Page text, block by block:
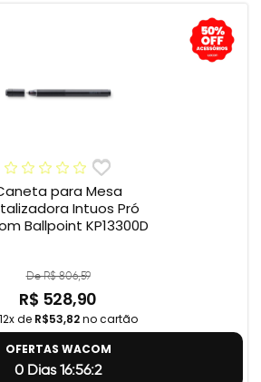
para Mesa
Intuos Pró
Ballpoint KP13300D
De R$ 806,59
R$ 528,90
de R$53,82no cartão
OFERTAS WACOM
0 Dias 16:56:1